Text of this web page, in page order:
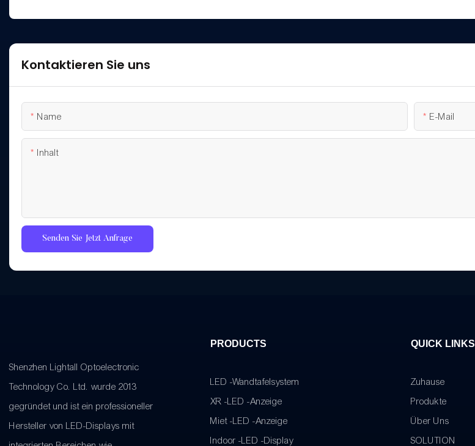
Kontaktieren Sie uns
Name E-Mail
Inhalt
Senden Sie Jetzt Anfrage
Shenzhen Lightall Optoelectronic
Technology Co. Ltd. wurde 2013
gegründet und ist ein professioneller
Hersteller von LED-Displays mit
PRODUCTS
LED -Wandtafelsystem
XR -LED -Anzeige
Miet -LED -Anzeige
Indoor -LED -Display
QUICK LINKS
Zuhause
Produkte
Über Uns
SOLUTION